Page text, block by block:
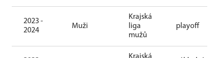
2023 -
2024
Muži
Krajská
liga
mužů
playoff